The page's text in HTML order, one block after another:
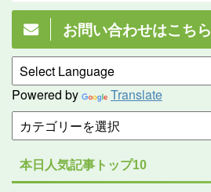
お問い合わせはこちら
Powered by Translate
本日人気記事トップ10